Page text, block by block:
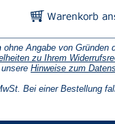
ohne Angabe von Gründen
zu Ihrem
Hinweise zum
Bei einer Bestellung